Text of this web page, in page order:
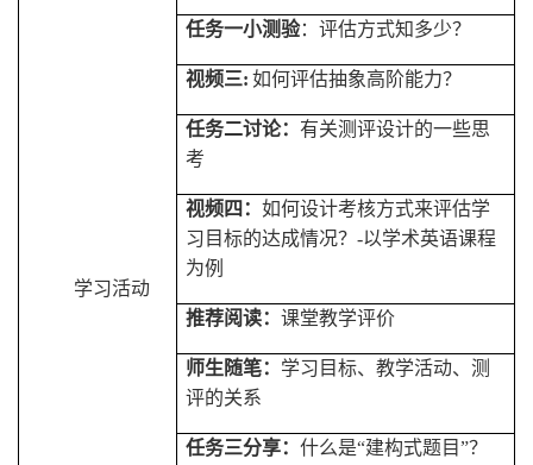
学习活动
任务一小测验：评估方式知多少？
视频三: 如何评估抽象高阶能力？
任务二讨论： 有关测评设计的一些思
考
视频四： 如何设计考核方式来评估学
习目标的达成情况？ -以学术英语课程
为例
推荐阅读： 课堂教学评价
师生随笔： 学习目标、教学活动、测
评的关系
任务三分享： 什么是“建构式题目”？